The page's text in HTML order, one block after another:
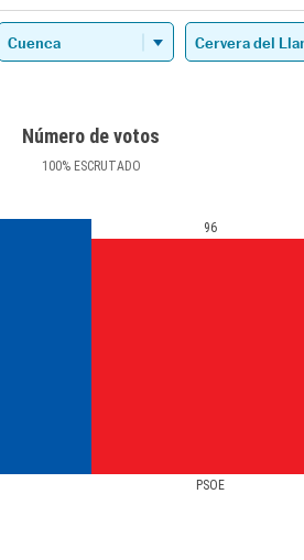
Número de votos
100%ESCRUTADO
PSOE
96